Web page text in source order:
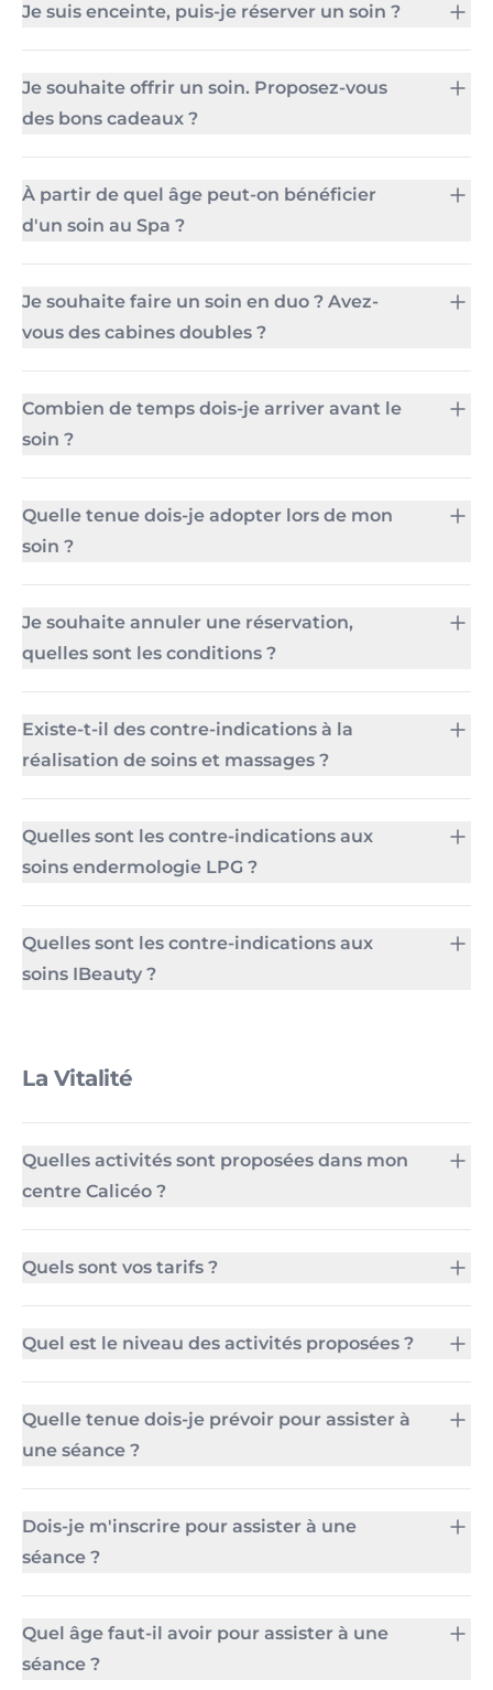
Je suis enceinte, puis-je réserver un soin ?
Je souhaite offrir un soin. Proposez-vous
des bons cadeaux ?
À partir de quel âge peut-on bénéficier
d'un soin au Spa ?
Je souhaite faire un soin en duo ? Avez-
vous des cabines doubles ?
Combien de temps dois-je arriver avant le
soin ?
Quelle tenue dois-je adopter lors de mon
soin ?
Je souhaite annuler une réservation,
quelles sont les conditions ?
Existe-t-il des contre-indications à la
réalisation de soins et massages ?
Quelles sont les contre-indications aux
soins endermologie LPG ?
Quelles sont les contre-indications aux
soins IBeauty ?
La Vitalité
Quelles activités sont proposées dans mon
centre Calicéo ?
Quels sont vos tarifs ?
Quel est le niveau des activités proposées ?
Quelle tenue dois-je prévoir pour assister à
une séance ?
Dois-je m'inscrire pour assister à une
séance ?
Quel âge faut-il avoir pour assister à une
séance ?